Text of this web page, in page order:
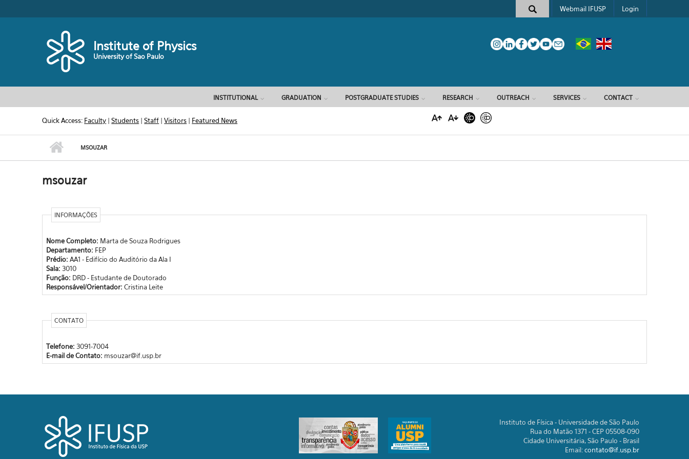
Search form
Webmail IFUSP Login
Institute of Physics
University of Sao Paulo
INSTITUTIONAL GRADUATION POSTGRADUATE STUDIES RESEARCH OUTREACH SERVICES CONTACT
Quick Access: Faculty |Students |Staff |Visitors | Featured News
MSOUZAR
msouzar
INFORMAÇÕES
Nome Completo: Marta de Souza Rodrigues
Departamento: FEP
Prédio: AA1 - Edifício do Auditório da Ala I
Sala: 3010
Função: DRD - Estudante de Doutorado
Responsável/Orientador: Cristina Leite
CONTATO
Telefone: 3091-7004
E-mail de Contato: msouzar@if.usp.br
Instituto de Física - Universidade de São Paulo
Rua do Matão 1371 - CEP 05508-090
Cidade Universitária, São Paulo - Brasil
Email:contato@if.usp.br